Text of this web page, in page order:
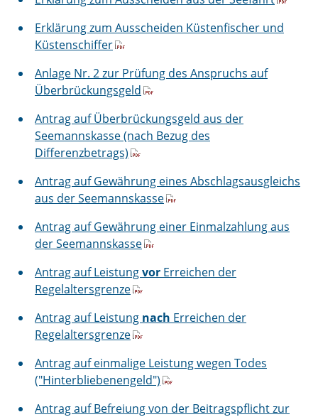
Erklärung zum Ausscheiden Küstenfischer und
Küstenschiffer
Anlage Nr. 2 zur Prüfung des Anspruchs auf
Überbrückungsgeld
Antrag auf Überbrückungsgeld aus der
Seemannskasse (nach Bezug des
Differenzbetrags)
Antrag auf Gewährung eines Abschlagsausgleichs
aus der Seemannskasse
Antrag auf Gewährung einer Einmalzahlung aus
der Seemannskasse
Antrag auf Leistungvor Erreichen der
Regelaltersgrenze
Antrag auf Leistung nach Erreichen der
Regelaltersgrenze
Antrag auf einmalige Leistung wegen Todes
("Hinterbliebenengeld")
Antrag auf Befreiung von der Beitragspflicht zur